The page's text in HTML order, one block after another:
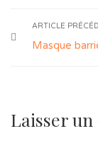
ARTICLE
Masque
Laisser